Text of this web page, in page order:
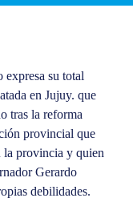
su total
en Jujuy. que
tras la reforma
provincial que
la provincia y quien
Gerardo
debilidades.